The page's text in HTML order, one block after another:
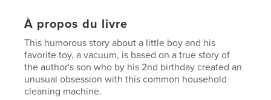
À propos du livre
This humorous story about a little boy and his
favorite toy, a vacuum, is based on a true story of
the author's son who by his 2nd birthday created an
unusual obsession with this common household
cleaning machine.